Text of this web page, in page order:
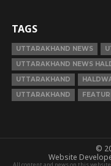
TAGS
UTTARAKHAND NEWS
UTTARAKHAND NEWS
UTTARAKHAND
UTTARAKHAND
©
Website
All content and news on this